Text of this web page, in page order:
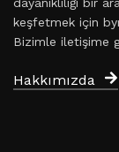
dayanıklılığı bir
keşfetmek için
Bizimle iletişime
Hakkımızda